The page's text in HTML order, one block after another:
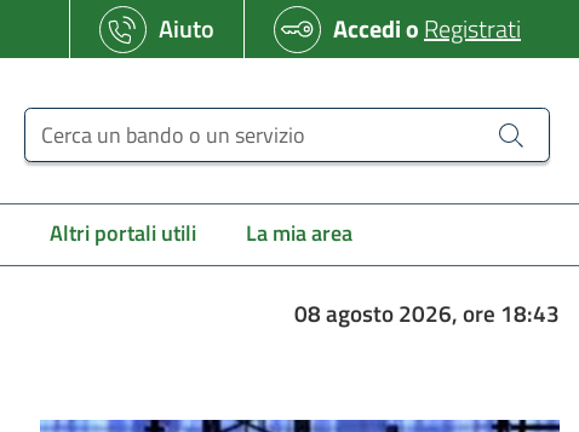
Aiuto AccedioRegistrati
Cerca un bando o un servizio
Altri portali utili La mia area
08 agosto 2026, ore 18:43